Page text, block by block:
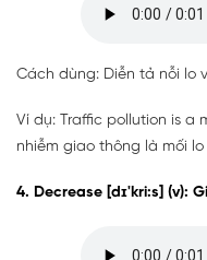
Cách dùng: Diễn tả nỗi lo
Ví dụ: Traffic pollution is a
nhiễm giao thông là mối
4. Decrease [dɪ'kri:s] (v):